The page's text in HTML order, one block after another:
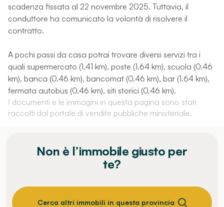
scadenza fissata al 22 novembre 2025. Tuttavia, il
conduttore ha comunicato la volontà di risolvere il
contratto.
A pochi passi da casa potrai trovare diversi servizi tra i
quali supermercato (1.41 km), poste (1.64 km), scuola (0.46
km), banca (0.46 km), bancomat (0.46 km), bar (1.64 km),
fermata autobus (0.46 km), siti storici (0.46 km).
I documenti e le immagini in questa pagina sono stati
raccolti dal portale di vendite pubbliche ministeriale.
Non è l’immobile giusto per
te?
Cerca altri immobili in questa provincia